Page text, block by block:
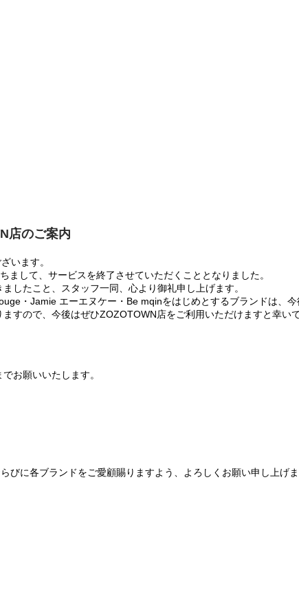
店のご案内
います。
して、サービスを終了させていただくこととなりました。
したこと、スタッフ一同、心より御礼申し上げます。
・Jamie エーエヌケー・Be mqinをはじめとするブランドは、
すので、今後はぜひZOZOTOWN店をご利用いただけますと幸いで
お願いいたします。
に各ブランドをご愛顧賜りますよう、よろしくお願い申し上げま